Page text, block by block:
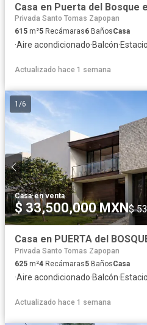
Casa en Puerta del Bosque
Privada Santo Tomas Zapopan
615 m²5 Recámaras6 BañosCasa
·Aire acondicionado·Balcón·
Actualizado hace 1 semana
1 /6
Casa·en venta
$ 33,500,000 MXN$
Casa en PUERTA del
Privada Santo Tomas Zapopan
625 m²4 Recámaras5 BañosCasa
·Aire acondicionado·Balcón·
Actualizado hace 1 semana